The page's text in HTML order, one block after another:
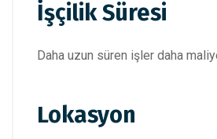
İşçilik Süresi
Daha uzun süren işler daha
Lokasyon